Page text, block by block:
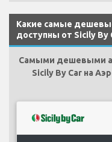
Какие самые
доступны от Sicily By
Самыми дешевыми
Sicily By Car на